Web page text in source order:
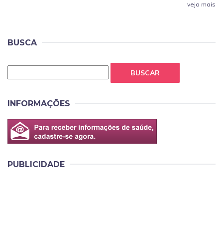
veja mais
BUSCA
BUSCAR
INFORMAÇÕES
PUBLICIDADE